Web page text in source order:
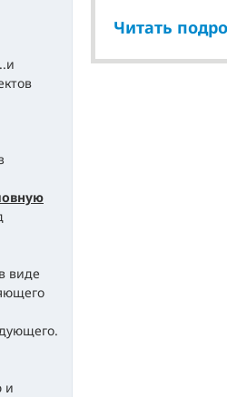
виде
и
Читать